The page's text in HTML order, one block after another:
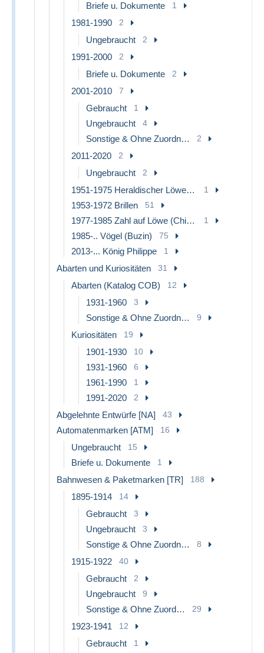
Briefe u. Dokumente 1
1981-1990 2
Ungebraucht 2
1991-2000 2
Briefe u. Dokumente 2
2001-2010 7
Gebraucht 1
Ungebraucht 4
Sonstige & Ohne Zuordnung 2
2011-2020 2
Ungebraucht 2
1951-1975 Heraldischer Löwe (Lion Héraldique) 1
1953-1972 Brillen 51
1977-1985 Zahl auf Löwe (Chiffre sur Lion) 1
1985-.. Vögel (Buzin) 75
2013-... König Philippe 1
Abarten und Kuriositäten 31
Abarten (Katalog COB) 12
1931-1960 3
Sonstige & Ohne Zuordnung 9
Kuriositäten 19
1901-1930 10
1931-1960 6
1961-1990 1
1991-2020 2
Abgelehnte Entwürfe [NA] 43
Automatenmarken [ATM] 16
Ungebraucht 15
Briefe u. Dokumente 1
Bahnwesen & Paketmarken [TR] 188
1895-1914 14
Gebraucht 3
Ungebraucht 3
Sonstige & Ohne Zuordnung 8
1915-1922 40
Gebraucht 2
Ungebraucht 9
Sonstige & Ohne Zuordnung 29
1923-1941 12
Gebraucht 1